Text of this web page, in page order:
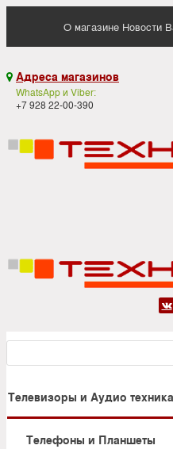
О магазине Новости
 Адреса магазинов
WhatsApp и Viber:
+7 928 22-00-390

Телевизоры и Аудио техника
Телефоны и Планшеты